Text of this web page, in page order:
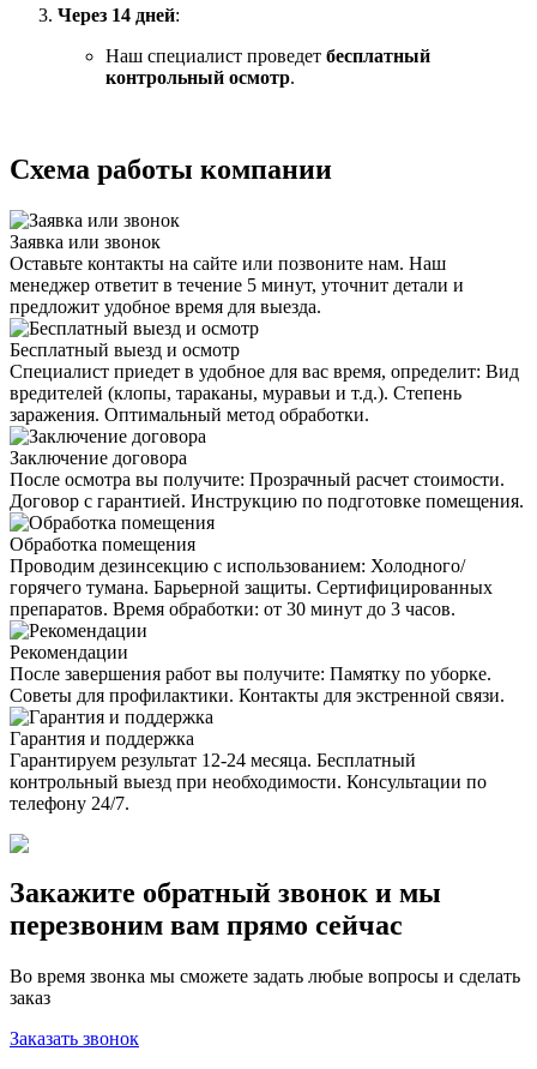
Через 14 дней:
Наш специалист проведет бесплатный
контрольный осмотр.
Схема работы компании
Заявка или звонок
Оставьте контакты на сайте или позвоните нам. Наш
менеджер ответит в течение 5 минут, уточнит детали и
предложит удобное время для выезда.
Бесплатный выезд и осмотр
Специалист приедет в удобное для вас время, определит: Вид
вредителей (клопы, тараканы, муравьи и т.д.). Степень
заражения. Оптимальный метод обработки.
Заключение договора
После осмотра вы получите: Прозрачный расчет стоимости.
Договор с гарантией. Инструкцию по подготовке помещения.
Обработка помещения
Проводим дезинсекцию с использованием: Холодного/
горячего тумана. Барьерной защиты. Сертифицированных
препаратов. Время обработки: от 30 минут до 3 часов.
Рекомендации
После завершения работ вы получите: Памятку по уборке.
Советы для профилактики. Контакты для экстренной связи.
Гарантия и поддержка
Гарантируем результат 12-24 месяца. Бесплатный
контрольный выезд при необходимости. Консультации по
телефону 24/7.
Закажите обратный звонок и мы
перезвоним вам прямо сейчас
Во время звонка мы сможете задать любые вопросы и сделать
заказ
Заказать звонок